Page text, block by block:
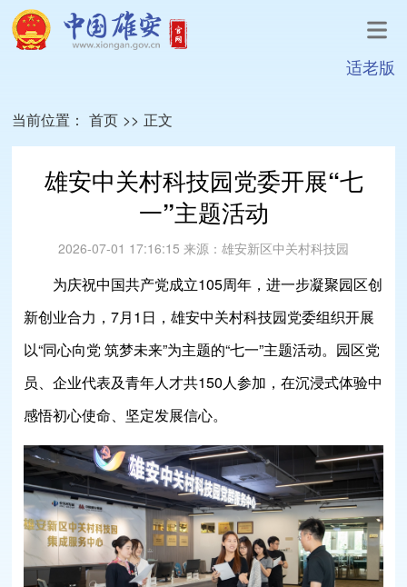
适老版
当前位置： 首页 >> 正文
雄安中关村科技园党委开展“七
一”主题活动
2026-07-01 17:16:15 来源： 雄安新区中关村科技园
为庆祝中国共产党成立105周年，进一步凝聚园区创
新创业合力，7月1日，雄安中关村科技园党委组织开展
以“同心向党 筑梦未来”为主题的“七一”主题活动。园区党
员、企业代表及青年人才共150人参加，在沉浸式体验中
感悟初心使命、坚定发展信心。